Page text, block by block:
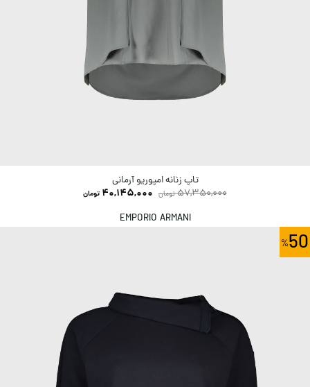
تاپ زنانه امپوریو آرمانی
57,350,000 تومان 40,145,000 تومان
EMPORIO ARMANI
50